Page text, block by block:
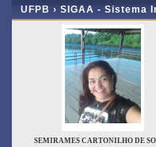
UFPB › SIGAA - Sistema
SEMIRAMES CARTONILHO DE